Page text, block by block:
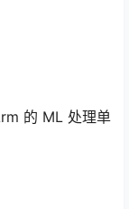
的 ML 处理单